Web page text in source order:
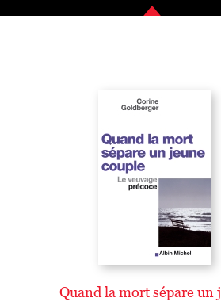
Quand la mort sépare un